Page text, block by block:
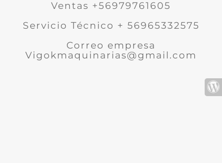
Ventas +56979761605
Servicio Técnico + 56965332575
Correo empresa
Vigokmaquinarias@gmail.com